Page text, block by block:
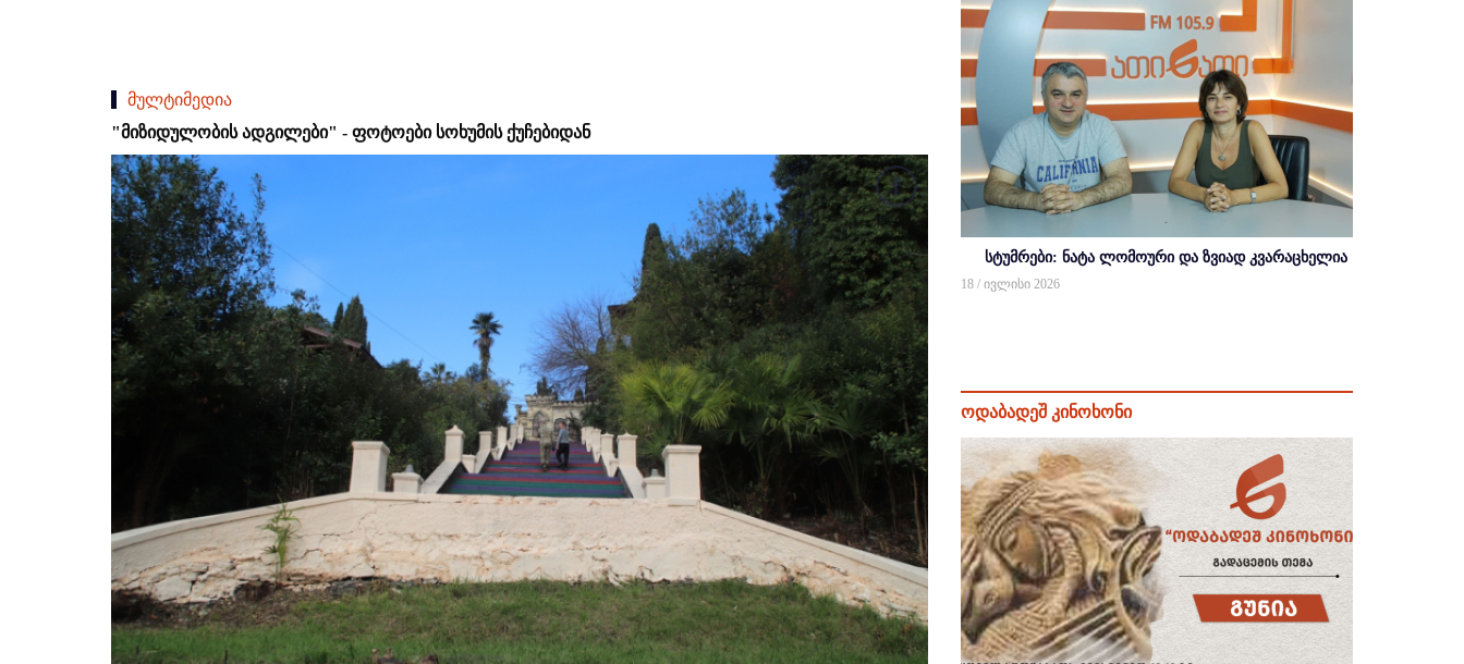
მულტიმედია
"მიზიდულობის ადგილები" - ფოტოები სოხუმის ქუჩებიდან
სტუმრები: ნატა ლომოური და ზვიად კვარაცხელია
18 / ივლისი 2026
ოდაბადეშ კინოხონი